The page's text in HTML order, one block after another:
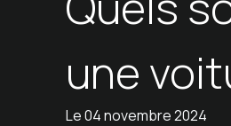
une
Le04 novembre 2024